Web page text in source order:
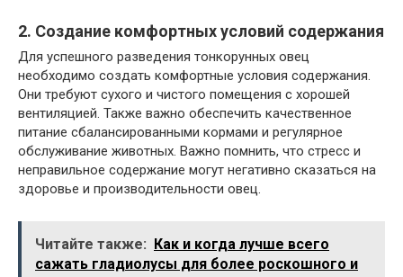
2. Создание комфортных условий содержания
Для успешного разведения тонкорунных овец
необходимо создать комфортные условия содержания.
Они требуют сухого и чистого помещения с хорошей
вентиляцией. Также важно обеспечить качественное
питание сбалансированными кормами и регулярное
обслуживание животных. Важно помнить, что стресс и
неправильное содержание могут негативно сказаться на
здоровье и производительности овец.
Читайте также: Как и когда лучше всего
сажать гладиолусы для более роскошного и